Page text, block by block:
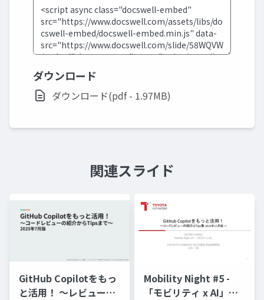
ダウンロード
ダウンロード(pdf - 1.97MB)
関連スライド
GitHub Copilotをもっ
と活用！ ～レビューの
Mobility Night #5 -
「モビリティ x AI」